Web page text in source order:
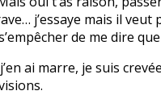
j’essaye mais il
de me dire
ai marre, je suis